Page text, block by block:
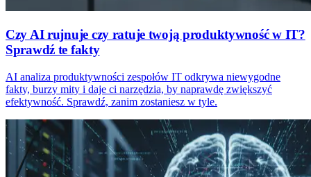
Czy AI rujnuje czy ratuje twoją produktywność w IT?
Sprawdź te fakty
AI analiza produktywności zespołów IT odkrywa niewygodne
fakty, burzy mity i daje ci narzędzia, by naprawdę zwiększyć
efektywność. Sprawdź, zanim zostaniesz w tyle.